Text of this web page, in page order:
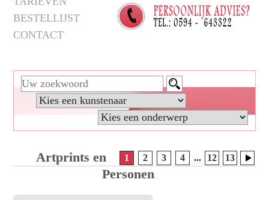
BESTELLIJST
CONTACT
Artprints en Posters van Groepen en
Personen
1 2 3 4 ... 12 13